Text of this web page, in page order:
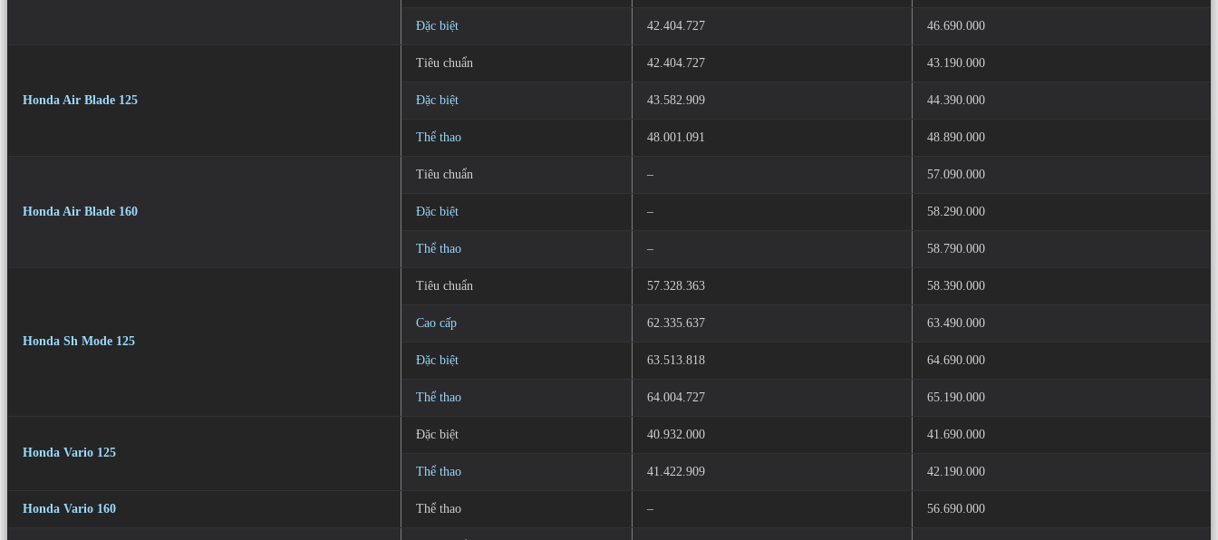
Đặc biệt 42.404.727 46.690.000
Honda Air Blade 125
Tiêu chuẩn 42.404.727 43.190.000
Đặc biệt 43.582.909 44.390.000
Thể thao 48.001.091 48.890.000
Honda Air Blade 160
Tiêu chuẩn – 57.090.000
Đặc biệt – 58.290.000
Thể thao – 58.790.000
Honda Sh Mode 125
Tiêu chuẩn 57.328.363 58.390.000
Cao cấp 62.335.637 63.490.000
Đặc biệt 63.513.818 64.690.000
Thể thao 64.004.727 65.190.000
Honda Vario 125
Đặc biệt 40.932.000 41.690.000
Thể thao 41.422.909 42.190.000
Honda Vario 160 Thể thao – 56.690.000